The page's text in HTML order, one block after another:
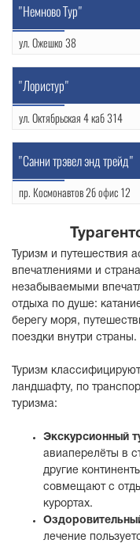
"Немново Тур"
ул. Ожешко 38
"Лористур"
ул. Октябрьская 4 каб 314
"Санни трэвел энд трейд"
пр. Космонавтов 2б офис 12
УНП: 100419886
Туризм и путешествия
впечатлениями и
незабываемыми
отдыха по душе:
берегу моря,
поездки внутри страны.
Туризм
ландшафту, по
туризма:
Экскурсионный
авиаперелёты в
другие
совмещают с
курортах.
лечение